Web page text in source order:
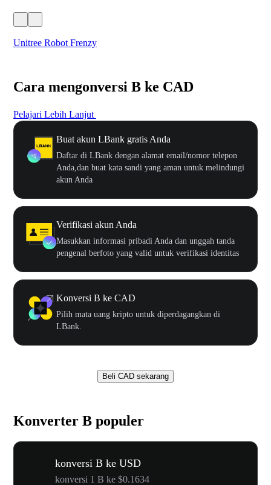
Unitree Robot Frenzy
Cara mengonversi B ke CAD
Pelajari Lebih Lanjut
Buat akun LBank gratis Anda
Daftar di LBank dengan alamat email/nomor telepon
Anda,dan buat kata sandi yang aman untuk melindungi
akun Anda
Verifikasi akun Anda
Masukkan informasi pribadi Anda dan unggah tanda
pengenal berfoto yang valid untuk verifikasi identitas
Konversi B ke CAD
Pilih mata uang kripto untuk diperdagangkan di
LBank.
Beli CAD sekarang
Konverter B populer
konversi B ke USD
konversi 1 B ke $0.1634